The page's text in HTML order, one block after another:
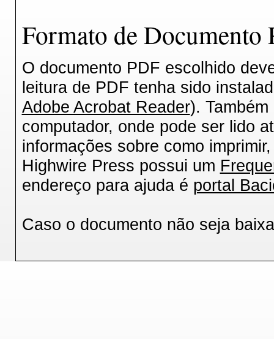
Formato de
O documento PDF escolhido
leitura de PDF tenha sido
Adobe Acrobat Reader).
computador, onde pode ser lido
informações sobre como
Highwire Press possui um
endereço para ajuda é portal
Caso o documento não seja